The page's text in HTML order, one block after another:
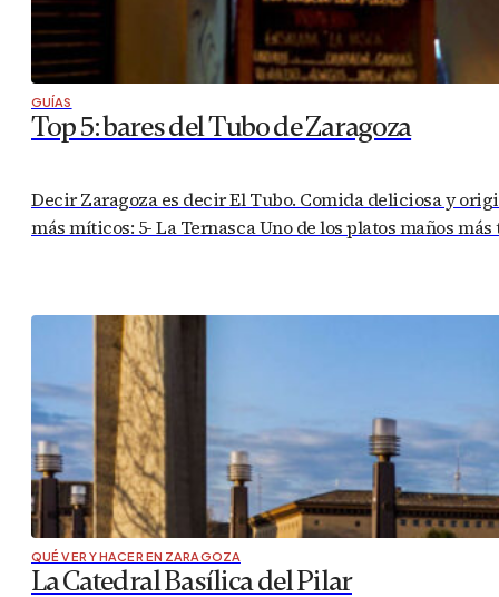
GUÍAS
Top 5: bares del Tubo de Zaragoza
Decir Zaragoza es decir El Tubo. Comida deliciosa y
más míticos: 5- La Ternasca Uno de los platos maños
QUÉ VER Y HACER EN ZARAGOZA
La Catedral Basílica del Pilar